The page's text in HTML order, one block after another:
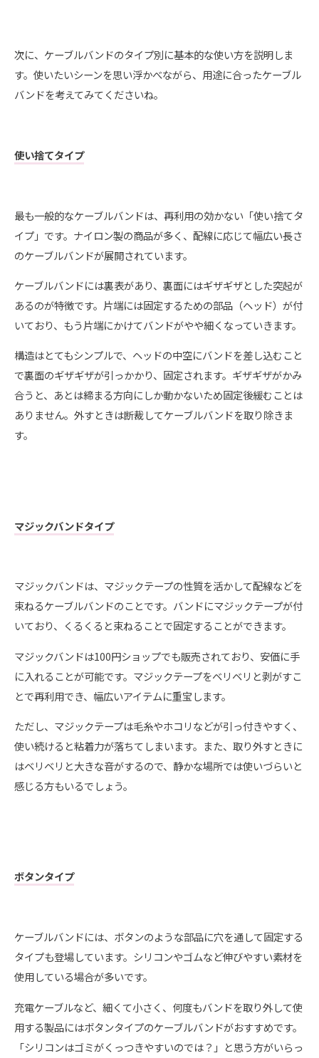
次に、ケーブルバンドのタイプ別に基本的な使い方を説明しま
す。使いたいシーンを思い浮かべながら、用途に合ったケーブル
バンドを考えてみてくださいね。
使い捨てタイプ
最も一般的なケーブルバンドは、再利用の効かない「使い捨てタ
イプ」です。ナイロン製の商品が多く、配線に応じて幅広い長さ
のケーブルバンドが展開されています。
ケーブルバンドには裏表があり、裏面にはギザギザとした突起が
あるのが特徴です。片端には固定するための部品（ヘッド）が付
いており、もう片端にかけてバンドがやや細くなっていきます。
構造はとてもシンプルで、ヘッドの中空にバンドを差し込むこと
で裏面のギザギザが引っかかり、固定されます。ギザギザがかみ
合うと、あとは締まる方向にしか動かないため固定後緩むことは
ありません。外すときは断裁してケーブルバンドを取り除きま
す。
マジックバンドタイプ
マジックバンドは、マジックテープの性質を活かして配線などを
束ねるケーブルバンドのことです。バンドにマジックテープが付
いており、くるくると束ねることで固定することができます。
マジックバンドは100円ショップでも販売されており、安価に手
に入れることが可能です。マジックテープをベリベリと剥がすこ
とで再利用でき、幅広いアイテムに重宝します。
ただし、マジックテープは毛糸やホコリなどが引っ付きやすく、
使い続けると粘着力が落ちてしまいます。また、取り外すときに
はベリベリと大きな音がするので、静かな場所では使いづらいと
感じる方もいるでしょう。
ボタンタイプ
ケーブルバンドには、ボタンのような部品に穴を通して固定する
タイプも登場しています。シリコンやゴムなど伸びやすい素材を
使用している場合が多いです。
充電ケーブルなど、細くて小さく、何度もバンドを取り外して使
用する製品にはボタンタイプのケーブルバンドがおすすめです。
「シリコンはゴミがくっつきやすいのでは？」と思う方がいらっ